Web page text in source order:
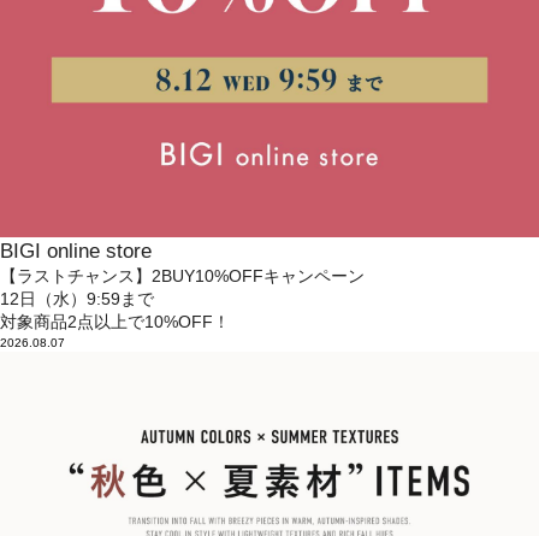
BIGI online store
【ラストチャンス】2BUY10%OFFキャンペーン
12日（水）9:59まで
対象商品2点以上で10%OFF！
2026.08.07